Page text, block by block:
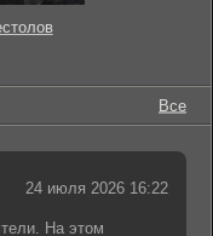
Все
24 июля 2026 16:22
На этом